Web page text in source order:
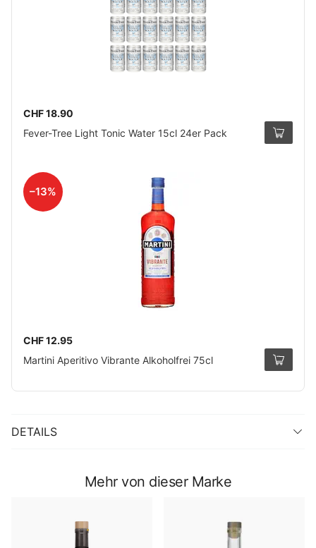
CHF 18.90
Fever-Tree Light Tonic Water 15cl 24er Pack
–13%
CHF 12.95
Martini Aperitivo Vibrante Alkoholfrei 75cl
DETAILS
Mehr von dieser Marke